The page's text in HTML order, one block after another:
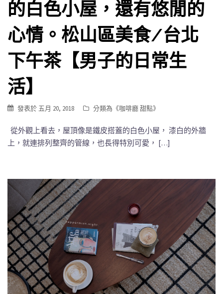
的白色小屋，還有悠閒的
心情。松山區美食/台北
下午茶【男子的日常生
活】
發表於 五月 20, 2018 分類為《咖啡廳 甜點》
從外觀上看去，屋頂像是鐵皮搭蓋的白色小屋， 漆白的外牆
上，就連排列整齊的管線，也長得特別可愛， […]